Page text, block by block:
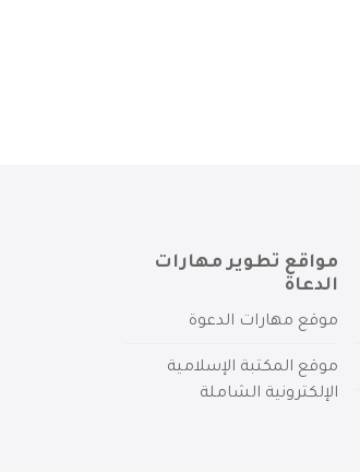
مواقع تطوير مهارات
الدعاة
موقع مهارات الدعوة
موقع المكتبة الإسلامية
الإلكترونية الشاملة